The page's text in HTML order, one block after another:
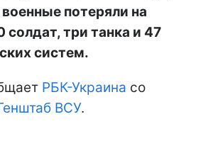
потеряли на
солдат, три танка и 47
систем.
РБК-Украина со
ВСУ.